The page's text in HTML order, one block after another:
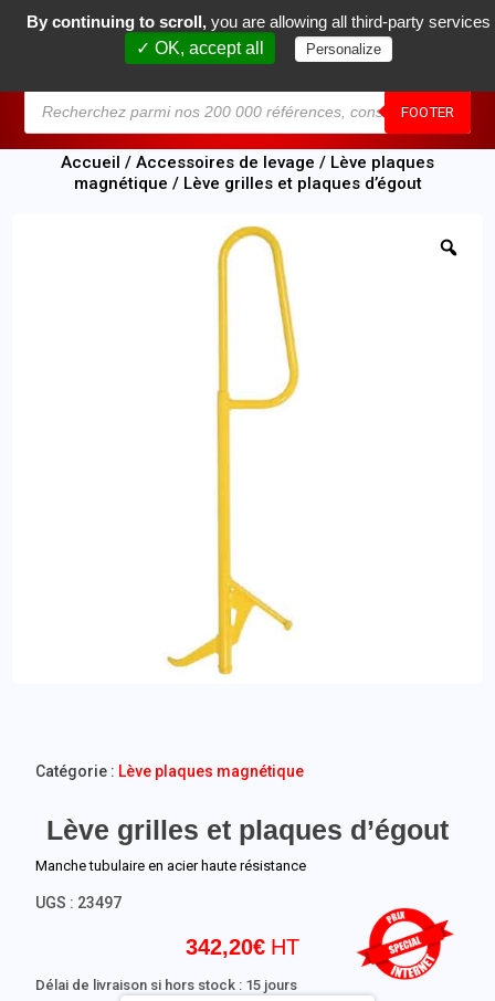
FOOTER
0
Accueil / Accessoires de levage / Lève plaques
magnétique / Lève grilles et plaques d’égout
Lève grilles et plaques d’égout
342,20€
Délai de livraison si hors stock : 15 jours
Manche tubulaire en acier haute résistance
UGS : 23497
Catégorie : Lève plaques magnétique
By continuing to scroll, you are allowing all third-party services
✓ OK, accept all
Personalize